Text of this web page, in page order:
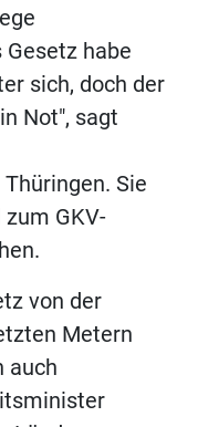
Gesetz habe
sich, doch der
Not", sagt
Sie
GKV-
von der
Metern
auch